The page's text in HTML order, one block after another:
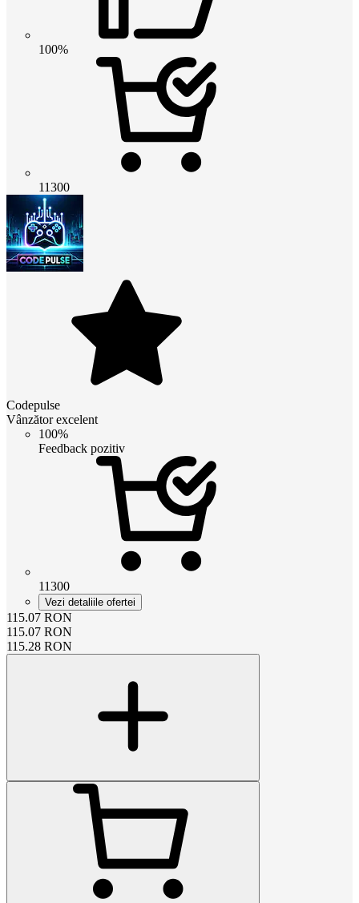
100%
11300
Codepulse
Vânzător excelent
100%
Feedback pozitiv
11300
Vezi detaliile ofertei
115.07 RON
115.07 RON
115.28 RON